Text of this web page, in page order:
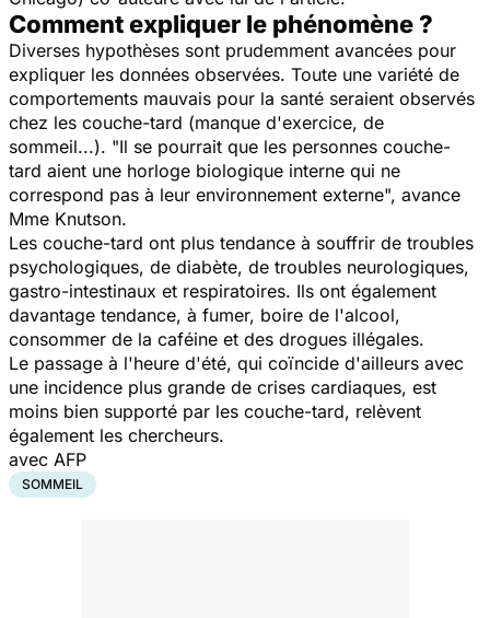
Comment expliquer le phénomène ?
Diverses hypothèses sont prudemment avancées pour
expliquer les données observées. Toute une variété de
comportements mauvais pour la santé seraient observés
chez les couche-tard (manque d'exercice, de
sommeil...). "Il se pourrait que les personnes couche-
tard aient une horloge biologique interne qui ne
correspond pas à leur environnement externe", avance
Mme Knutson.
Les couche-tard ont plus tendance à souffrir de troubles
psychologiques, de diabète, de troubles neurologiques,
gastro-intestinaux et respiratoires. Ils ont également
davantage tendance, à fumer, boire de l'alcool,
consommer de la caféine et des drogues illégales.
Le passage à l'heure d'été, qui coïncide d'ailleurs avec
une incidence plus grande de crises cardiaques, est
moins bien supporté par les couche-tard, relèvent
également les chercheurs.
avec AFP
SOMMEIL